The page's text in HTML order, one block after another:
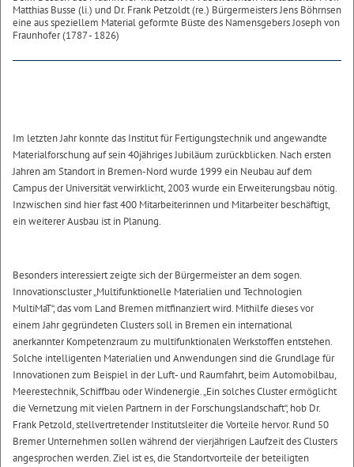
Matthias Busse (li.) und Dr. Frank Petzoldt (re.) Bürgermeisters Jens Böhrnsen
eine aus speziellem Material geformte Büste des Namensgebers Joseph von
Fraunhofer (1787 - 1826)
Im letzten Jahr konnte das Institut für Fertigungstechnik und angewandte
Materialforschung auf sein 40jähriges Jubiläum zurückblicken. Nach ersten
Jahren am Standort in Bremen-Nord wurde 1999 ein Neubau auf dem
Campus der Universität verwirklicht, 2003 wurde ein Erweiterungsbau nötig.
Inzwischen sind hier fast 400 Mitarbeiterinnen und Mitarbeiter beschäftigt,
ein weiterer Ausbau ist in Planung.
Besonders interessiert zeigte sich der Bürgermeister an dem sogen.
Innovationscluster „Multifunktionelle Materialien und Technologien
MultiMaT“, das vom Land Bremen mitfinanziert wird. Mithilfe dieses vor
einem Jahr gegründeten Clusters soll in Bremen ein international
anerkannter Kompetenzraum zu multifunktionalen Werkstoffen entstehen.
Solche intelligenten Materialien und Anwendungen sind die Grundlage für
Innovationen zum Beispiel in der Luft- und Raumfahrt, beim Automobilbau,
Meerestechnik, Schiffbau oder Windenergie. „Ein solches Cluster ermöglicht
die Vernetzung mit vielen Partnern in der Forschungslandschaft“, hob Dr.
Frank Petzold, stellvertretender Institutsleiter die Vorteile hervor. Rund 50
Bremer Unternehmen sollen während der vierjährigen Laufzeit des Clusters
angesprochen werden. Ziel ist es, die Standortvorteile der beteiligten